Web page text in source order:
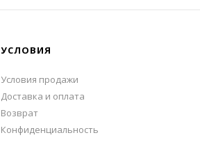
УСЛОВИЯ
Условия продажи
Доставка и оплата
Возврат
Конфиденциальность